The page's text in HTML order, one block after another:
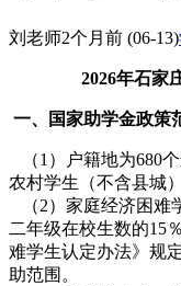
刘老师2个月前 (06-13)
2026年石家
一、国家助学金政策
（1）户籍地为680
农村学生（不含县城
（2）家庭经济困难
二年级在校生数的15
难学生认定办法》规
助范围。